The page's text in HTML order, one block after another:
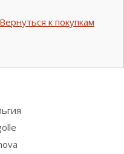
к покупкам